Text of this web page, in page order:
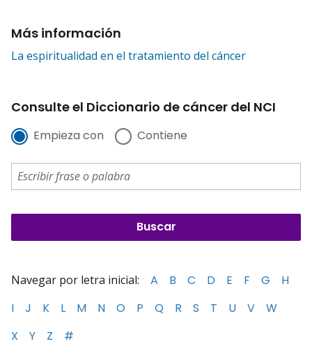
Más información
La espiritualidad en el tratamiento del cáncer
Consulte el Diccionario de cáncer del NCI
Empieza con Contiene
Navegar por letra inicial: A B C D E F G
H
I
J K L M N O P Q R S T U V
W
X
Y Z #